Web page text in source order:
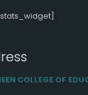
COLLEGE OF